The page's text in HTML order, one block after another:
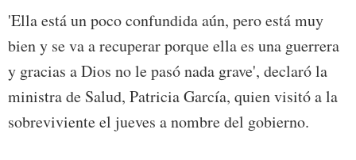
'Ella está un poco confundida aún, pero está muy
bien y se va a recuperar porque ella es una guerrera
y gracias a Dios no le pasó nada grave', declaró la
ministra de Salud, Patricia García, quien visitó a la
sobreviviente el jueves a nombre del gobierno.